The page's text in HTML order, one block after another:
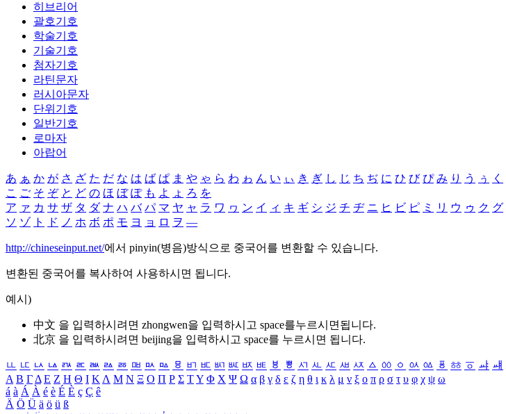
히브리어
괄호기호
학술기호
기술기호
첨자기호
라틴문자
러시아문자
단위기호
일반기호
로마자
아랍어
あ ぁ か が さ ざ た だ な は ば ぱ ま や ゃ ら わ ゎ ん い ぃ き ぎ し じ ち ぢ に ひ び ぴ み り う ぅ く
こ ご そ ぞ と ど の ほ ぼ ぽ も よ ょ ろ を
ア ァ カ サ ザ タ ダ ナ ハ バ パ マ ヤ ャ ラ ワ ヮ ン イ ィ キ ギ シ ジ チ ヂ ニ ヒ ビ ピ ミ リ ウ ゥ ク グ
ソ ゾ ト ド ノ ホ ボ ポ モ ヨ ョ ロ ヲ ―
http://chineseinput.net/에서 pinyin(병음)방식으로 중국어를 변환할 수 있습니다.
변환된 중국어를 복사하여 사용하시면 됩니다.
예시)
中文 을 입력하시려면 zhongwen을 입력하시고 space를누르시면됩니다.
北京 을 입력하시려면 beijing을 입력하시고 space를 누르시면 됩니다.
ㅥ ㅦ ㅧ ㅨ ㅩ ㅪ ㅫ ㅬ ㅭ ㅮ ㅯ ㅰ ㅱ ㅲ ㅳ ㅴ ㅵ ㅶ ㅷ ㅸ ㅹ ㅺ ㅻ ㅼ ㅽ ㅾ ㅿ ㆀ ㆁ ㆂ ㆃ ㆄ ㆅ ㆆ ㆇ ㆈ
Α Β ΓΔ Ε Ζ Η Θ Ι ΚΛ Μ Ν Ξ Ο Π Ρ Σ ΤΥ Φ Χ Ψ Ω α β γ δ ε ζ η θ ι κ λ μ ν ξ ο π ρ σ τ υ φ χ ψ ω
á à Á À é è É È ç Ç ê
Ä Ö Ü ä ö ü ß